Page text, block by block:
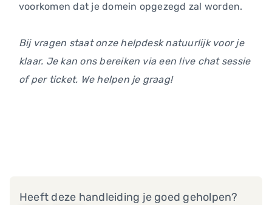
voorkomen dat je domein opgezegd zal worden.
Bij vragen staat onze helpdesk natuurlijk voor je
klaar. Je kan ons bereiken via een live chat sessie
of per ticket. We helpen je graag!
Heeft deze handleiding je goed geholpen?